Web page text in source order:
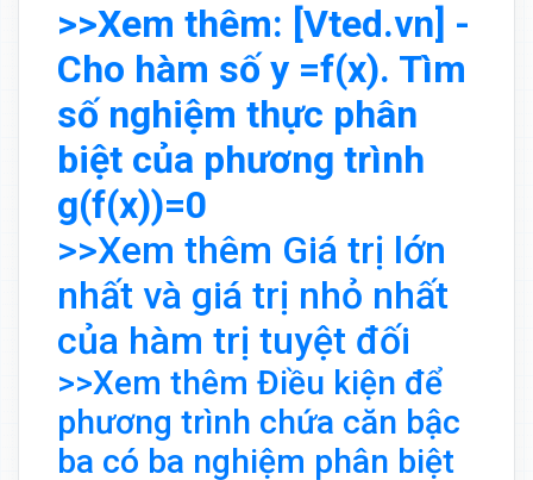
>>Xem thêm: [Vted.vn] -
Cho hàm số y =f(x). Tìm
số nghiệm thực phân
biệt của phương trình
g(f(x))=0
>>Xem thêm Giá trị lớn
nhất và giá trị nhỏ nhất
của hàm trị tuyệt đối
>>Xem thêm Điều kiện để
phương trình chứa căn bậc
ba có ba nghiệm phân biệt